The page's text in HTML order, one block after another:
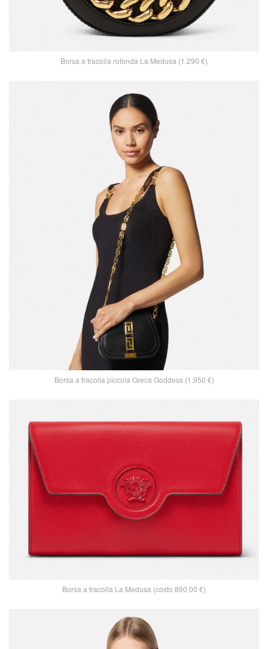
Borsa a tracolla rotonda La Medusa (1.290 €)
Borsa a tracolla piccola Greca Goddess (1.950 €)
Borsa a tracolla La Medusa (costo 890,00 €)